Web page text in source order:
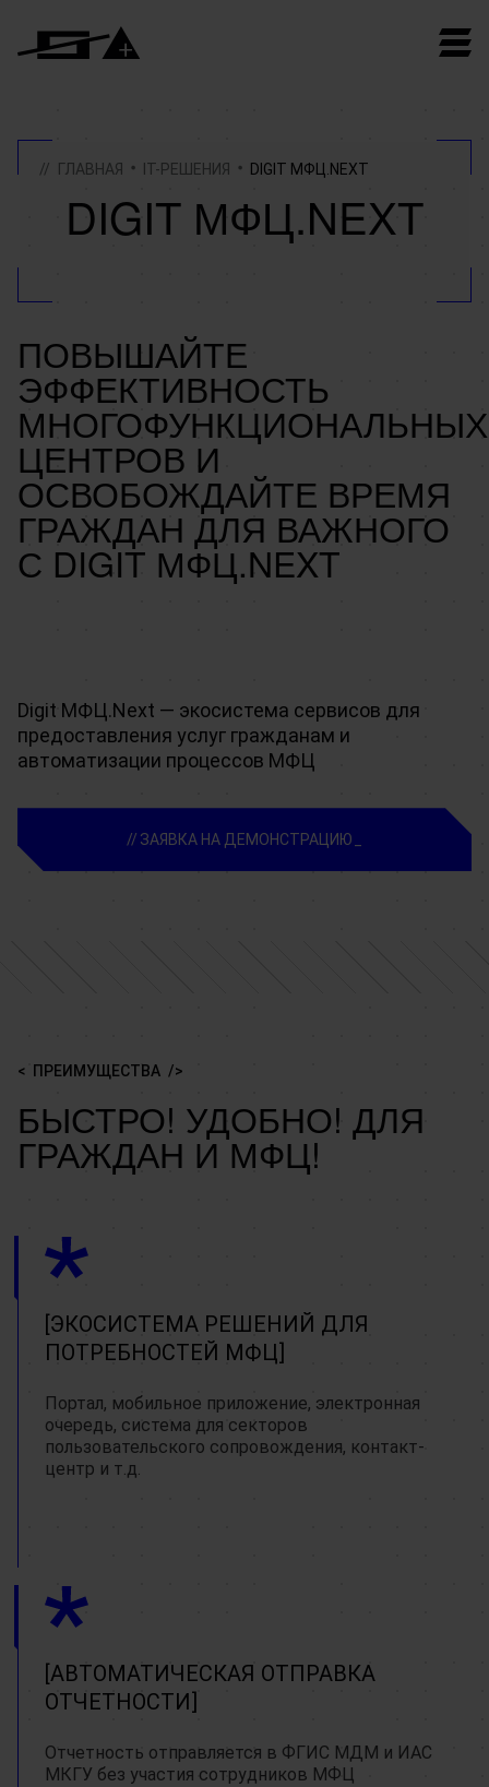
ГЛАВНАЯ IT-РЕШЕНИЯ DIGIT МФЦ.NEXT
DIGIT МФЦ.NEXT
ПОВЫШАЙТЕ
ЭФФЕКТИВНОСТЬ
МНОГОФУНКЦИОНАЛЬНЫХ
ЦЕНТРОВ И
ОСВОБОЖДАЙТЕ ВРЕМЯ
ГРАЖДАН ДЛЯ ВАЖНОГО
С DIGIT МФЦ.NEXT
Digit МФЦ.Next — экосистема сервисов для
предоставления услуг гражданам и
автоматизации процессов МФЦ
ЗАЯВКА НА ДЕМОНСТРАЦИЮ
ПРЕИМУЩЕСТВА
БЫСТРО! УДОБНО! ДЛЯ
ГРАЖДАН И МФЦ!
ЭКОСИСТЕМА РЕШЕНИЙ ДЛЯ
ПОТРЕБНОСТЕЙ МФЦ
Портал, мобильное приложение, электронная
очередь, система для секторов
пользовательского сопровождения, контакт-
центр и т.д.
АВТОМАТИЧЕСКАЯ ОТПРАВКА
ОТЧЕТНОСТИ
Отчетность отправляется в ФГИС МДМ и ИАС
МКГУ без участия сотрудников МФЦ